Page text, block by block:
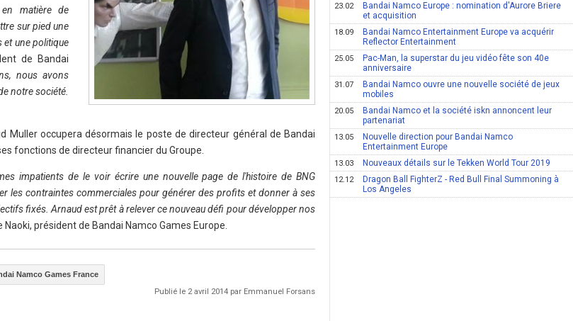
en matière de
sur pied une
et une politique
de Bandai
nous avons
notre société.
Muller occupera désormais le poste de directeur général de Bandai
fonctions de directeur financier du Groupe.
impatients de le voir écrire une nouvelle page de l'histoire de BNG
les contraintes commerciales pour générer des profits et donner à ses
fixés. Arnaud est prêt à relever ce nouveau défi pour développer nos
Naoki, président de Bandai Namco Games Europe.
Namco Games France
Publié le 2 avril 2014 par Emmanuel Forsans
23.02
Bandai Namco Europe : nomination d'Aurore Briere
et acquisition
18.09
Bandai Namco Entertainment Europe va acquérir
Reflector Entertainment
25.05
Pac-Man, la superstar du jeu vidéo fête son 40e
anniversaire
31.07
Bandai Namco ouvre une nouvelle société de jeux
mobiles
20.05
Bandai Namco et la société iskn annoncent leur
partenariat
13.05
Nouvelle direction pour Bandai Namco
Entertainment Europe
13.03 Nouveaux détails sur le Tekken World Tour 2019
12.12
Dragon Ball FighterZ - Red Bull Final Summoning à
Los Angeles